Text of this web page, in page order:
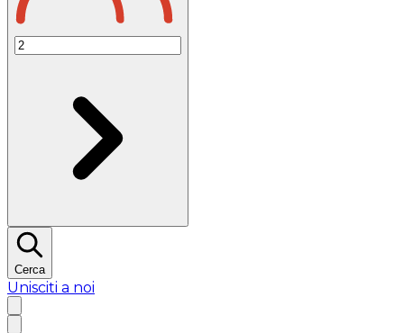
Cerca
Unisciti a noi